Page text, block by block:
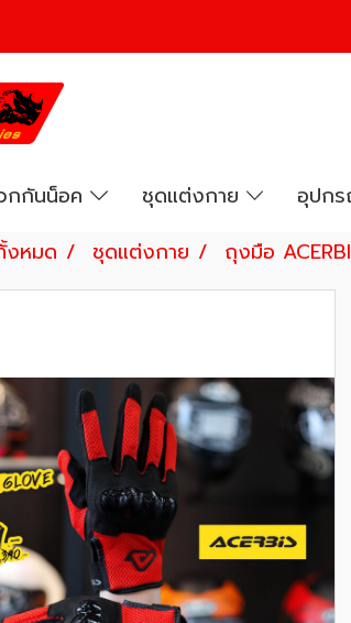
กกันน็อค ชุดแต่งกาย อุปก
งหมด ชุดแต่งกาย ถุงมือ